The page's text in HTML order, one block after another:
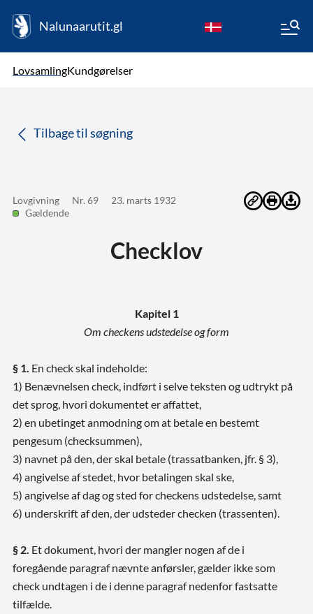
Nalunaarutit.gl
LovsamlingKundgørelser
Tilbage til søgning
Lovgivning Nr. 69
23. marts 1932
Gældende
Checklov
Kapitel 1
Om checkens udstedelse og form
§ 1. En check skal indeholde:
1) Benævnelsen check, indført i selve teksten og udtrykt på
det sprog, hvori dokumentet er affattet,
2) en ubetinget anmodning om at betale en bestemt
pengesum (checksummen),
3) navnet på den, der skal betale (trassatbanken, jfr. § 3),
4) angivelse af stedet, hvor betalingen skal ske,
5) angivelse af dag og sted for checkens udstedelse, samt
6) underskrift af den, der udsteder checken (trassenten).
§ 2. Et dokument, hvori der mangler nogen af de i
foregående paragraf nævnte anførsler, gælder ikke som
check undtagen i de i denne paragraf nedenfor fastsatte
tilfælde.